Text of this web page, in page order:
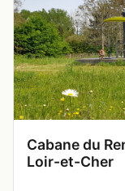
Cabane du
Loir-et-Cher